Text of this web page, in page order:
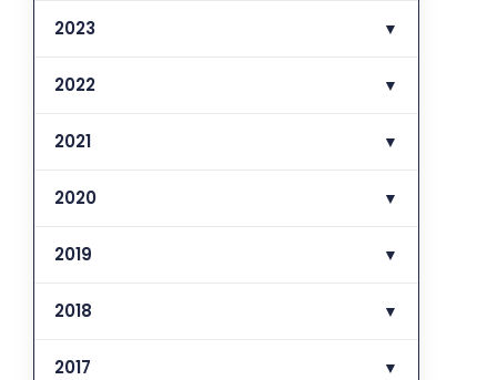
2023 ▼
2022 ▼
2021 ▼
2020 ▼
2019 ▼
2018 ▼
2017 ▼